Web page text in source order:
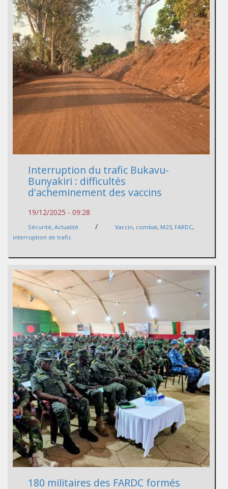
Interruption du trafic Bukavu-
Bunyakiri : difficultés
d'acheminement des vaccins
19/12/2025 - 09:28
Sécurité, Actualité / Vaccin, combat, M23, FARDC,
interruption de trafic
180 militaires des FARDC formés